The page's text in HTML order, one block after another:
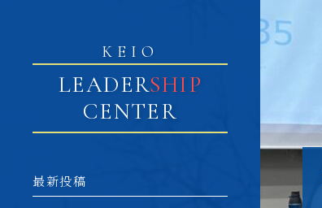
KEIO
LEADERSHIP
CENTER
最新投稿